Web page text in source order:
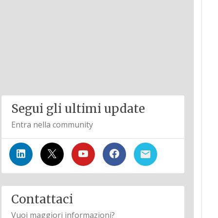
Segui gli ultimi update
Entra nella community
Contattaci
Vuoi maggiori informazioni?